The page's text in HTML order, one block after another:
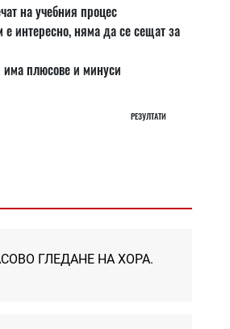
на учебния процес
интересно, няма да се сещат за
плюсове и минуси
РЕЗУЛТАТИ
ГЛЕДАНЕ НА ХОРА.